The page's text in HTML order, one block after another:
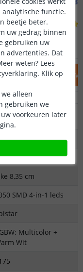
OP VOORRAAD
IN
8,35 cm
SMD 4-in-1 leds
Multicolor +
Wit
analytische functie.
beetje beter.
uw gedrag binnen
gebruiken uw
advertenties. Dat
weten? Lees
Klik op
alleen
gebruiken we
voorkeuren later